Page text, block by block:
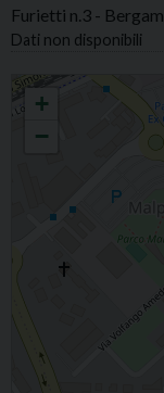
Furietti n.3 -
Dati non disponibili
MALPENSATA
+
−